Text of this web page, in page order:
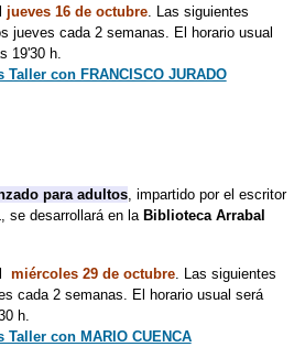
jueves 16 de octubre. Las siguientes
jueves cada 2 semanas. El horario usual
19'30 h.
con FRANCISCO JURADO
para adultos, impartido por el escritor
se desarrollará en laBiblioteca Arrabal
miércoles 29 de octubre. Las siguientes
cada 2 semanas. El horario usual será
h.
Taller con MARIO CUENCA